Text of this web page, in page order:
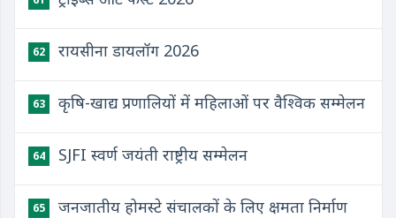
62 रायसीना डायलॉग 2026
63 कृषि-खाद्य प्रणालियों में महिलाओं पर वैश्विक सम्मेलन
64 SJFI स्वर्ण जयंती राष्ट्रीय सम्मेलन
65
जनजातीय होमस्टे संचालकों के लिए क्षमता निर्माण